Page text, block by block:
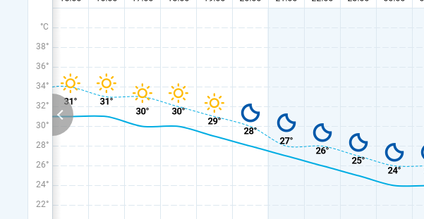
°C
38°
36°
34°
32°
30°
28°
26°
24°
22°